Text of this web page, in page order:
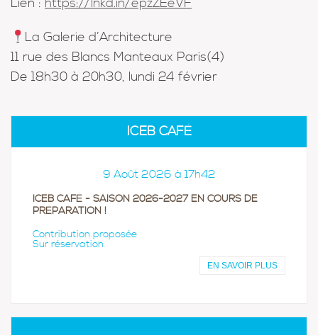
Lien : https://lnkd.in/epzZEeVF
La Galerie d’Architecture
11 rue des Blancs Manteaux Paris(4)
De 18h30 à 20h30, lundi 24 février
ICEB CAFÉ
9 Août 2026 à 17h42
ICEB CAFÉ - SAISON 2026-2027 EN COURS DE
PRÉPARATION !
Contribution proposée
Sur réservation
EN SAVOIR PLUS